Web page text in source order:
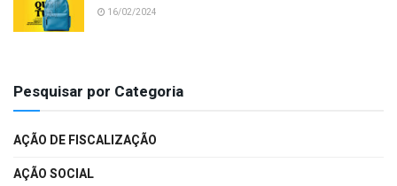
16/02/2024
Pesquisar por Categoria
AÇÃO DE FISCALIZAÇÃO
AÇÃO SOCIAL